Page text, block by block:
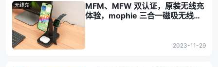
无线充
MFM、MFW 双认证，原装无线充
体验，mophie 三合一磁吸无线充
2023-11-29